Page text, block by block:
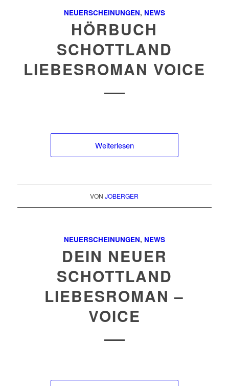
NEUERSCHEINUNGEN, NEWS
HÖRBUCH
SCHOTTLAND
LIEBESROMAN VOICE
Weiterlesen
VONJOBERGER
NEUERSCHEINUNGEN, NEWS
DEIN NEUER
SCHOTTLAND
LIEBESROMAN –
VOICE